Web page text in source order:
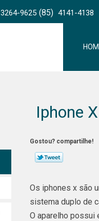
3264-9625 (85) 4141-4138
Iphone
Gostou? compartilhe!
Os iphones x são
sistema duplo de
O aparelho possui